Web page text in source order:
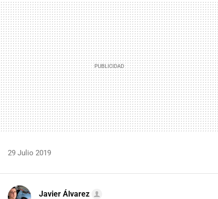
MAIL
29 Julio 2019
Javier Álvarez